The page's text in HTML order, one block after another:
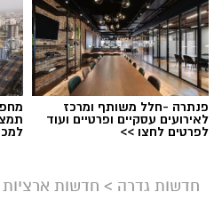
במסגרת התפקיד יידרש
פנתרה -חלל משותף ומרכז
לאירועים עסקיים ופרטיים ועוד
לפרטים לחצו >>
חדשות גדרה > חדשות ארציות